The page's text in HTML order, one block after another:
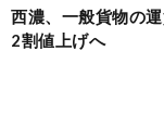
西濃、一般貨物の
2割値上げへ